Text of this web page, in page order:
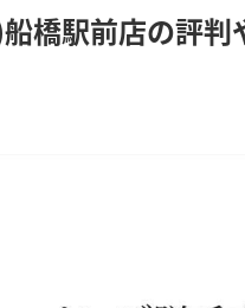
橋駅前店の評